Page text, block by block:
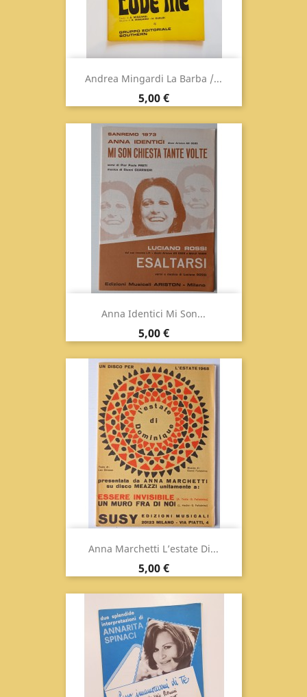
Andrea Mingardi La Barba /...
Prix
5,00 €
Anna Identici Mi Son...
Prix
5,00 €
Anna Marchetti L’estate Di...
Prix
5,00 €